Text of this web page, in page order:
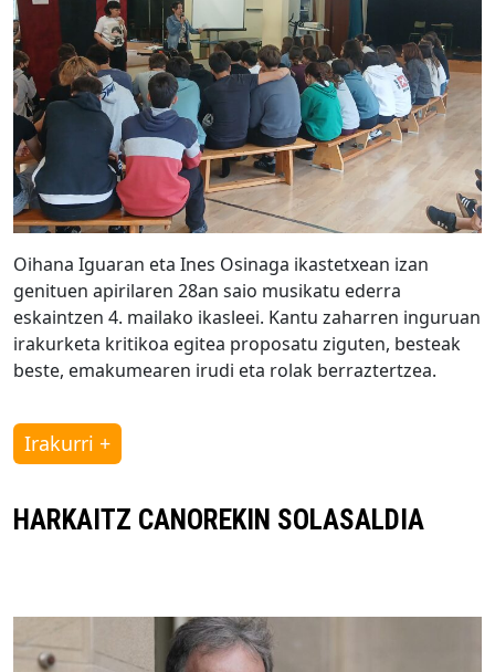
Oihana Iguaran eta Ines Osinaga ikastetxean izan
genituen apirilaren 28an saio musikatu ederra
eskaintzen 4. mailako ikasleei. Kantu zaharren inguruan
irakurketa kritikoa egitea proposatu ziguten, besteak
beste, emakumearen irudi eta rolak berraztertzea.
Irakurri +
HARKAITZ CANOREKIN SOLASALDIA